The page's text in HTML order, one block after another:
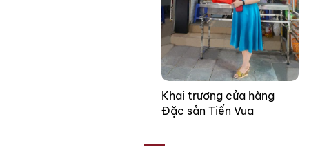
Khai trương cửa hàng
Đặc sản Tiến Vua